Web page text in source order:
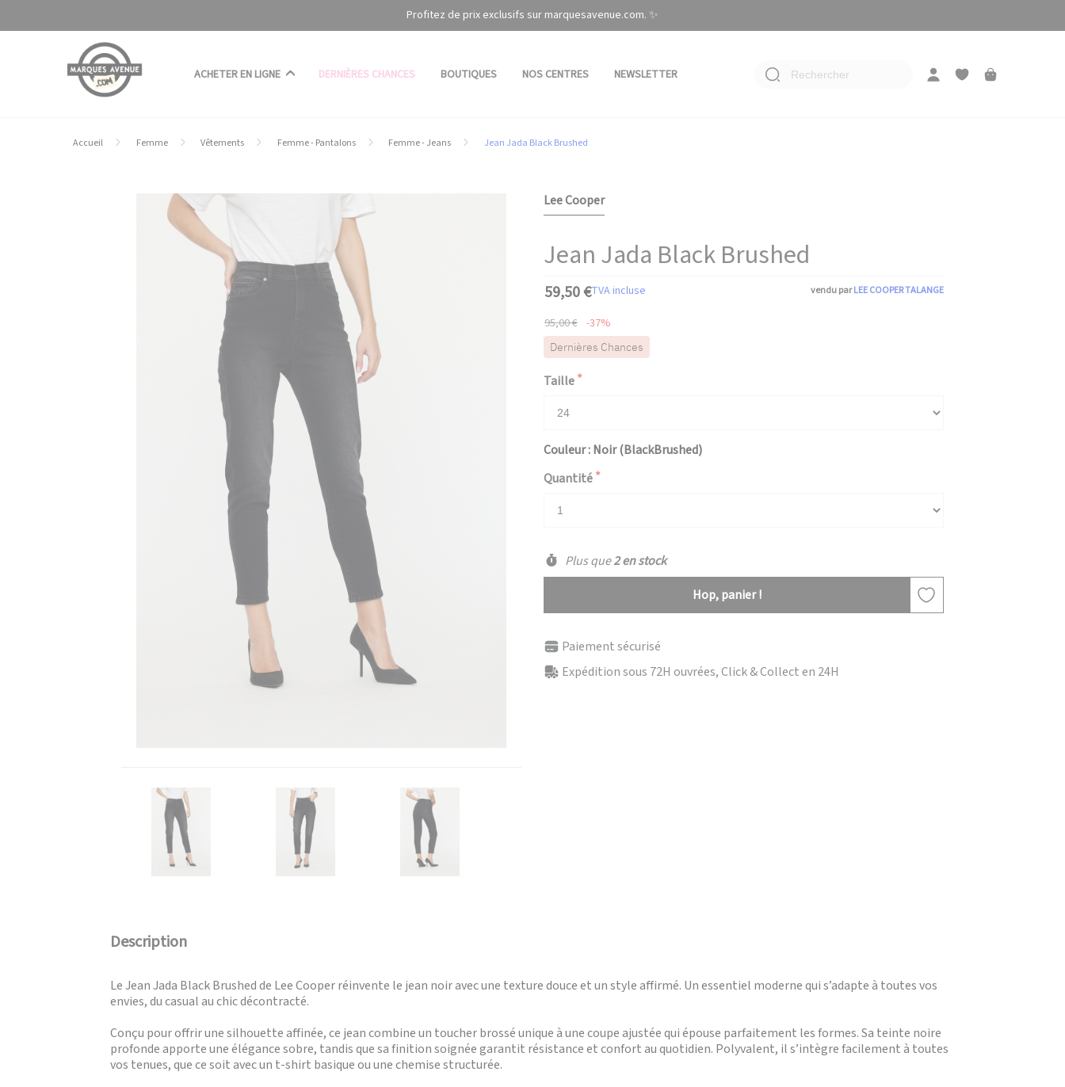
Profitez de prix exclusifs sur marquesavenue.com. ✨
ACHETER EN LIGNE DERNIÈRES CHANCES BOUTIQUES NOS CENTRES NEWSLETTER Rechercher
Accueil Femme Vêtements Femme - Pantalons Femme - Jeans Jean Jada Black Brushed
Lee Cooper
Jean Jada Black Brushed
vendu parLEE COOPER TALANGE
59,50 €TVA incluse
95,00 € -37%
Dernières Chances
Taille
Couleur : Noir (BlackBrushed)
Quantité
Plus que2 en stock
Hop, panier !
Paiement sécurisé
Expédition sous 72H ouvrées, Click & Collect en 24H
Description
Le Jean Jada Black Brushed de Lee Cooper réinvente le jean noir avec une texture douce et un style affirmé. Un essentiel moderne qui s’adapte à toutes vos
envies, du casual au chic décontracté.
Conçu pour offrir une silhouette affinée, ce jean combine un toucher brossé unique à une coupe ajustée qui épouse parfaitement les formes. Sa teinte noire
profonde apporte une élégance sobre, tandis que sa finition soignée garantit résistance et confort au quotidien. Polyvalent, il s’intègre facilement à toutes
vos tenues, que ce soit avec un t-shirt basique ou une chemise structurée.